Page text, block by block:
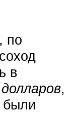
по
в
,
были